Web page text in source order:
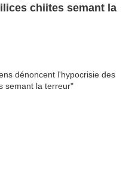
chiites semant la